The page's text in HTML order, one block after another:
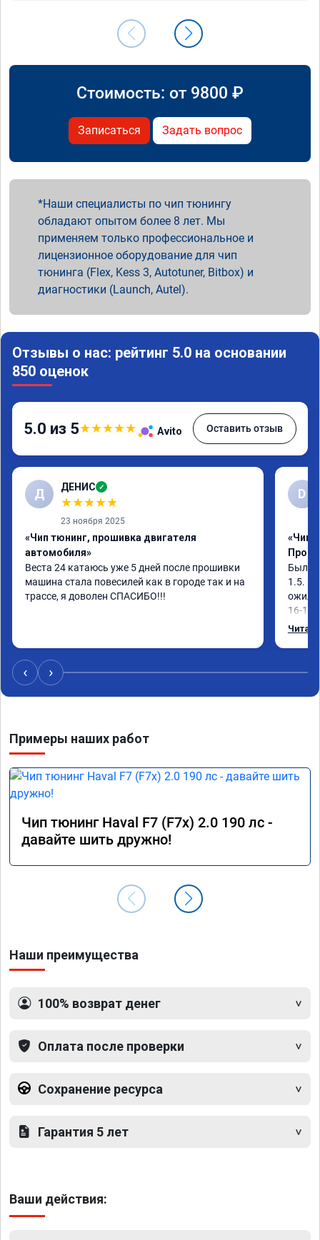
Стоимость: от 9800 ₽
Записаться Задать вопрос
Наши специалисты по чип тюнингу
обладают опытом более 8 лет. Мы
применяем только профессиональное и
лицензионное оборудование для чип
тюнинга (Flex, Kess 3, Autotuner, Bitbox) и
диагностики (Launch, Autel).
Отзывы о нас: рейтинг 5.0 на основании
850 оценок
5.0 из 5★★★★★ Avito Оставить отзыв
Д ДЕНИС ✓
★★★★★
23 ноября 2025
«Чип тюнинг, прошивка двигателя
автомобиля»
Веста 24 катаюсь уже 5 дней после прошивки
машина стала повесилей как в городе так и на
трассе, я доволен СПАСИБО!!!
D
«Чип
Была
1.5.
ожил.
16-17
‹ ›
Примеры наших работ
Чип тюнинг Haval F7 (F7x) 2.0 190 лс -
давайте шить дружно!
Наши преимущества
100% возврат денег
Оплата после проверки
Сохранение ресурса
Гарантия 5 лет
Ваши действия: